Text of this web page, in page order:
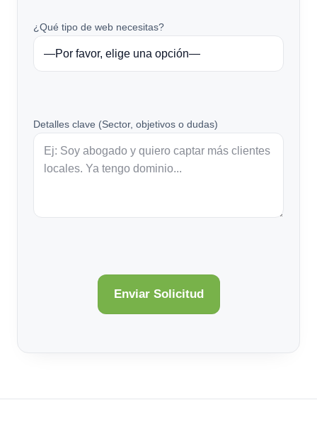
¿Qué tipo de web necesitas?
Detalles clave (Sector, objetivos o dudas)